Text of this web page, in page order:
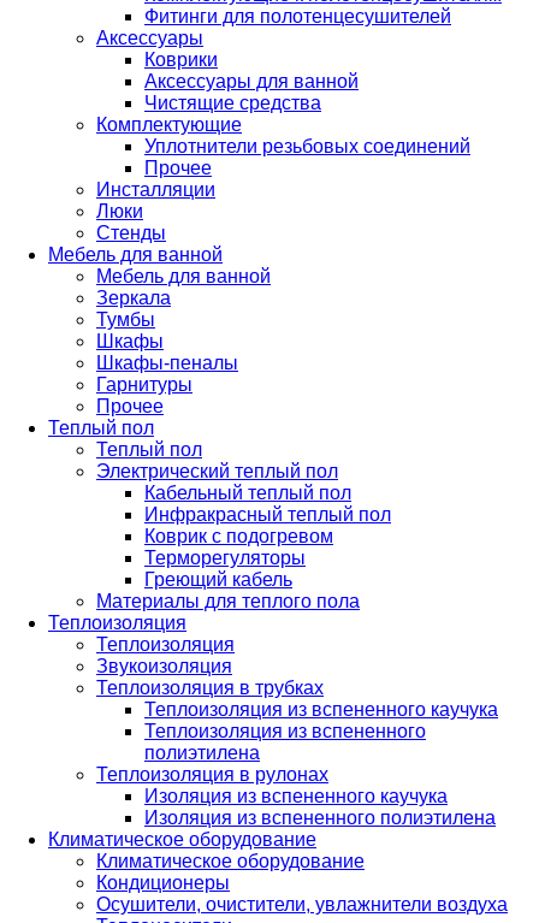
Фитинги для полотенцесушителей
Аксессуары
Коврики
Аксессуары для ванной
Чистящие средства
Комплектующие
Уплотнители резьбовых соединений
Прочее
Инсталляции
Люки
Стенды
Мебель для ванной
Мебель для ванной
Зеркала
Тумбы
Шкафы
Шкафы-пеналы
Гарнитуры
Прочее
Теплый пол
Теплый пол
Электрический теплый пол
Кабельный теплый пол
Инфракрасный теплый пол
Коврик с подогревом
Терморегуляторы
Греющий кабель
Материалы для теплого пола
Теплоизоляция
Теплоизоляция
Звукоизоляция
Теплоизоляция в трубках
Теплоизоляция из вспененного каучука
Теплоизоляция из вспененного
полиэтилена
Теплоизоляция в рулонах
Изоляция из вспененного каучука
Изоляция из вспененного полиэтилена
Климатическое оборудование
Климатическое оборудование
Кондиционеры
Осушители, очистители, увлажнители воздуха